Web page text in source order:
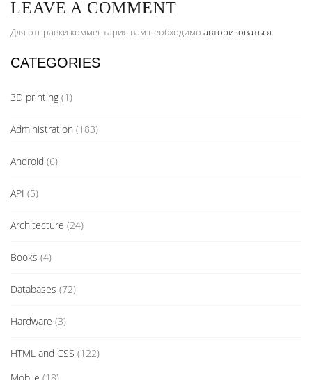
LEAVE A COMMENT
Для отправки комментария вам необходимо авторизоваться.
CATEGORIES
3D printing (1)
Administration (183)
Android (6)
API (5)
Architecture (24)
Books (4)
Databases (72)
Hardware (3)
HTML and CSS (122)